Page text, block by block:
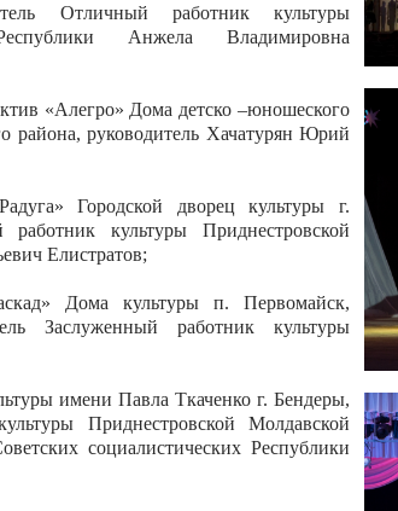
Отличный работник культуры
Анжела Владимировна
«Алегро» Дома детско –юношеского
района, руководитель Хачатурян Юрий
Городской дворец культуры г.
культуры Приднестровской
Елистратов;
Дома культуры п. Первомайск,
Заслуженный работник культуры
имени Павла Ткаченко г. Бендеры,
Приднестровской Молдавской
социалистических Республики